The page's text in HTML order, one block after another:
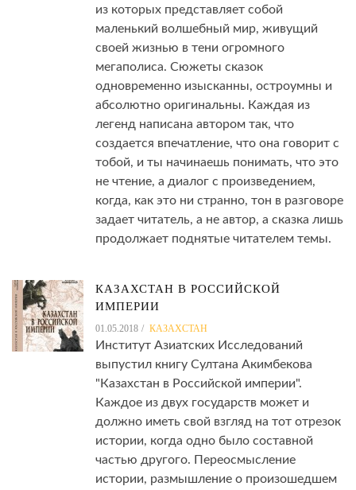
из которых представляет собой
маленький волшебный мир, живущий
своей жизнью в тени огромного
мегаполиса. Сюжеты сказок
одновременно изысканны, остроумны и
абсолютно оригинальны. Каждая из
легенд написана автором так, что
создается впечатление, что она говорит с
тобой, и ты начинаешь понимать, что это
не чтение, а диалог с произведением,
когда, как это ни странно, тон в разговоре
задает читатель, а не автор, а сказка лишь
продолжает поднятые читателем темы.
КАЗАХСТАН В РОССИЙСКОЙ
ИМПЕРИИ
01.05.2018 КАЗАХСТАН
Институт Азиатских Исследований
выпустил книгу Султана Акимбекова
"Казахстан в Российской империи".
Каждое из двух государств может и
должно иметь свой взгляд на тот отрезок
истории, когда одно было составной
частью другого. Переосмысление
истории, размышление о произошедшем